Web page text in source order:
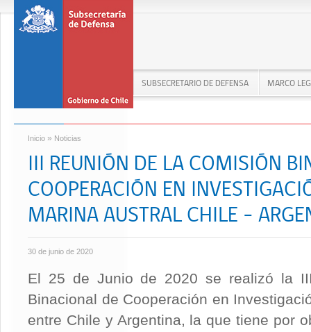
SUBSECRETARIO DE DEFENSA MARCO
Inicio » Noticias
III REUNIÓN DE LA COMISIÓN
COOPERACIÓN EN
MARINA AUSTRAL CHILE –
30 de junio de 2020
El 25 de Junio de 2020 se realizó la
Binacional de Cooperación en
entre Chile y Argentina, la que tiene por